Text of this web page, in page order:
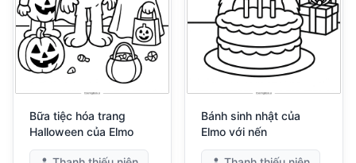
Bữa tiệc hóa trang
Halloween của Elmo
Bánh sinh nhật của
Elmo với nến